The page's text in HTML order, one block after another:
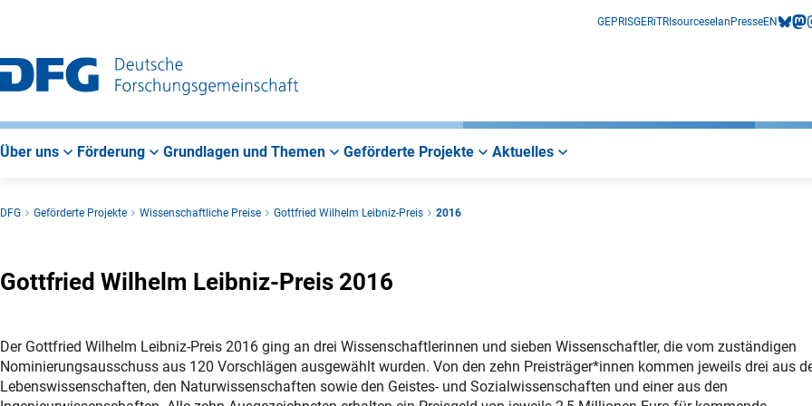
GEPRISGERiTRIsourceselan PresseEN
Über uns Förderung Grundlagen und Themen Geförderte Projekte Aktuelles
DFG Geförderte Projekte Wissenschaftliche Preise Gottfried Wilhelm Leibniz-Preis 2016
Gottfried Wilhelm Leibniz-Preis 2016
Der Gottfried Wilhelm Leibniz-Preis 2016 ging an drei Wissenschaftlerinnen und sieben Wissenschaftler, die vom zuständigen
Nominierungsausschuss aus 120 Vorschlägen ausgewählt wurden. Von den zehn Preisträger*innen kommen jeweils drei aus
Lebenswissenschaften, den Naturwissenschaften sowie den Geistes- und Sozialwissenschaften und einer aus den